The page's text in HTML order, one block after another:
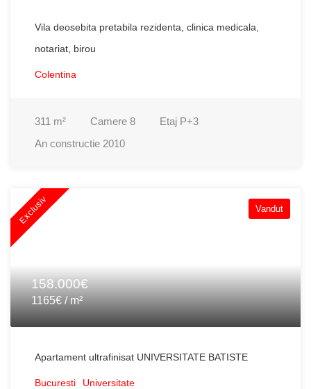
Vila deosebita pretabila rezidenta, clinica medicala,
notariat, birou
Colentina
311 m² Camere 8 Etaj P+3
An constructie 2010
Exclusiv Vandut
158.000€
1165€ / m²
Apartament ultrafinisat UNIVERSITATE BATISTE
Bucuresti Universitate